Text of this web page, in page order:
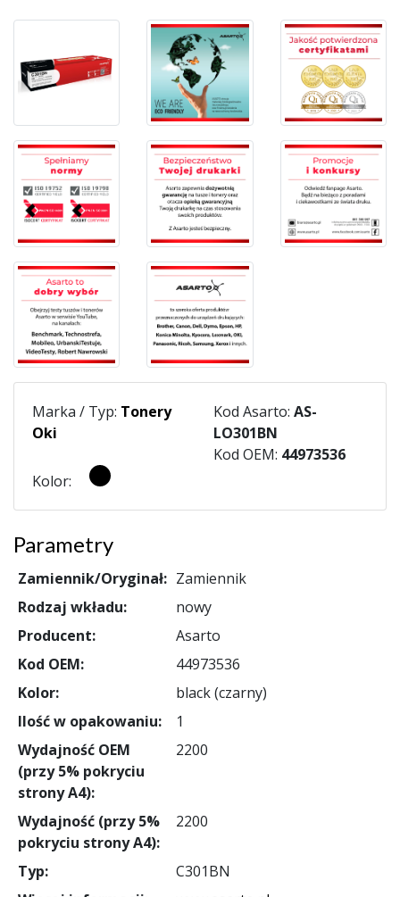
Marka / Typ: Tonery
Oki
Kod Asarto: AS-
LO301BN
Kod OEM: 44973536
Kolor:
Parametry
Zamiennik/Oryginał: Zamiennik
Rodzaj wkładu:
nowy
Producent:
Asarto
Kod OEM:
44973536
Kolor:
black (czarny)
Ilość w opakowaniu:
1
Wydajność OEM
(przy 5% pokryciu
strony A4):
2200
Wydajność (przy 5%
pokryciu strony A4):
2200
Typ:
C301BN